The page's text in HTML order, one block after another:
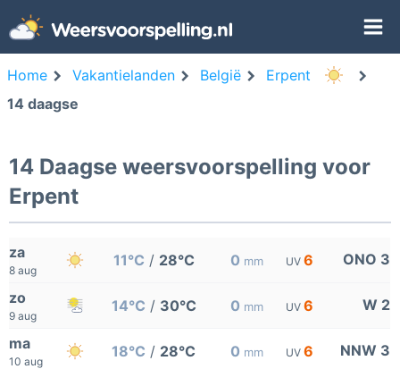
Home Vakantielanden België
Erpent
14 daagse
14 Daagse weersvoorspelling voor
Erpent
za
8 aug
11°C / 28°C 0 mm UV 6 ONO 3
zo
9 aug
14°C / 30°C 0 mm UV 6 W 2
ma
10 aug
18°C / 28°C 0 mm UV 6 NNW 3